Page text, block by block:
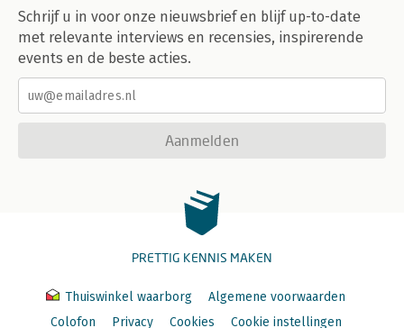
Schrijf u in voor onze nieuwsbrief en blijf up-to-date
met relevante interviews en recensies, inspirerende
events en de beste acties.
Aanmelden
PRETTIG KENNIS MAKEN
Thuiswinkel waarborg
Algemene voorwaarden
Colofon
Privacy Cookies Cookie instellingen